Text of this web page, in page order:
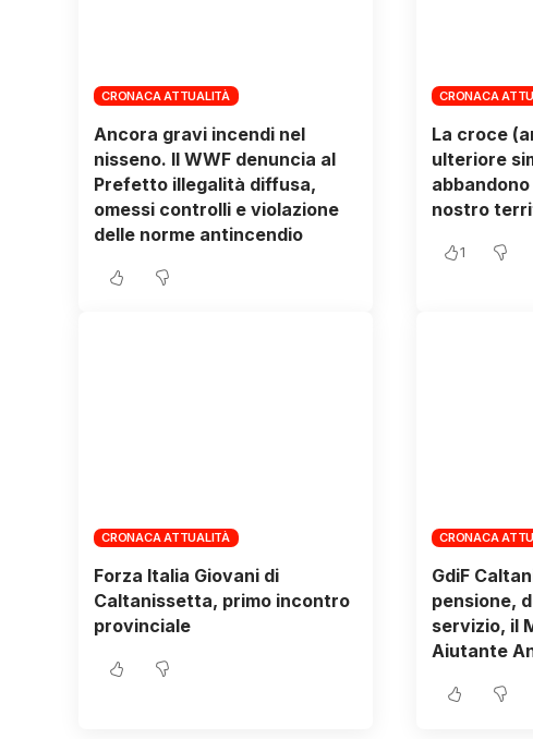
CRONACA ATTUALITÀ
Ancora gravi incendi nel
nisseno. Il WWF denuncia al
Prefetto illegalità diffusa,
omessi controlli e violazione
delle norme antincendio
CRONACA
La croce
ulteriore
nostro
1
CRONACA ATTUALITÀ
Forza Italia Giovani di
Caltanissetta, primo incontro
provinciale
CRONACA
GdiF
pensione,
servizio, il
Aiutante